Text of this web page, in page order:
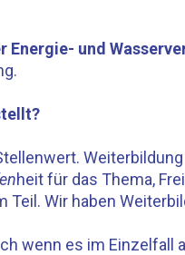
und
heit für das Thema,
Wir haben
wenn es im